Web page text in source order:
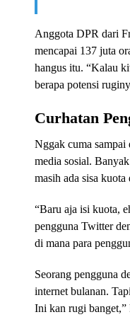
Anggota DPR dari
mencapai 137 juta
hangus itu. “Kalau
berapa potensi
Curhatan
Nggak cuma
media sosial.
masih ada sisa
“Baru aja isi kuota,
pengguna Twitter
di mana para
Seorang pengguna
internet bulanan.
Ini kan rugi banget,”